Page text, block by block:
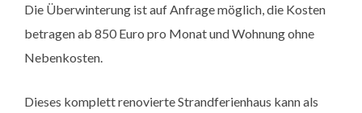
Die Überwinterung ist auf Anfrage möglich, die Kosten
betragen ab 850 Euro pro Monat und Wohnung ohne
Nebenkosten.
Dieses komplett renovierte Strandferienhaus kann als